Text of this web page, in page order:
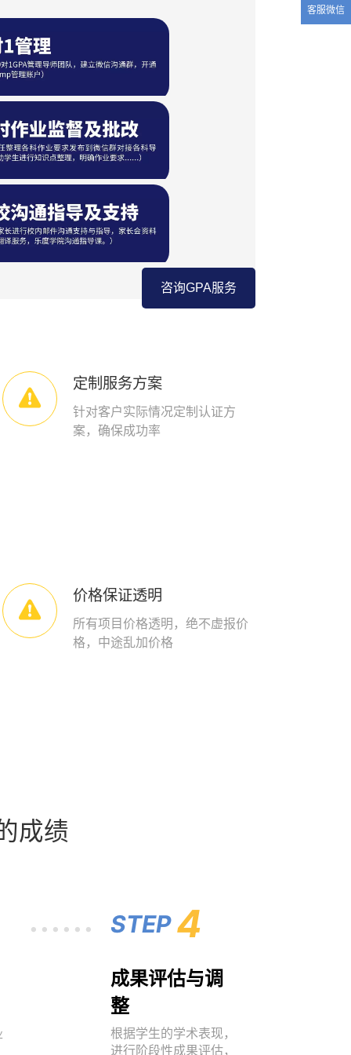
咨询GPA服务

定制服务方案
针对客户实际情况定制认证方
案，确保成功率

价格保证透明
所有项目价格透明，绝不虚报价
格，中途乱加价格
成绩
...... STEP4
成果评估与调
整
根据学生的学术表现，
进行阶段性成果评估，
客服微信